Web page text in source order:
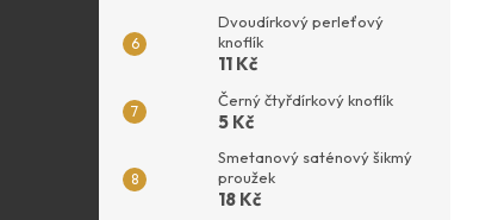
Dvoudírkový perleťový
knoflík
11 Kč
Černý čtyřdírkový knoflík
5 Kč
Smetanový saténový šikmý
proužek
18 Kč